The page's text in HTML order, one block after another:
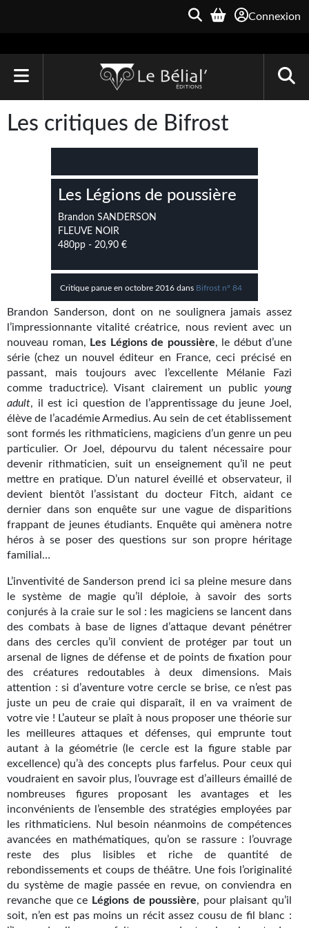
Connexion
Le Bélial'
Une Heure-Lumière
Archive du Futur
Quarante-Deux
Kvasar
Pulps
Wotan
Étoiles vives
Yellow Submarine
NUMÉRIQUE
Romans et recueils
Une Heure-Lumière
Nouvelles
Bifrost
Livres audio
Gratuit
Sans DRM
BIFROST
Tous les numéros
En numérique
S'abonner
Les critiques
Le blog
Le prix des lecteurs
GOODIES
Les critiques de Bifrost
Les Légions de poussière
Brandon SANDERSON
FLEUVE NOIR
480pp - 20,90 €
Critique parue en octobre 2016 dans Bifrost n° 84
Brandon Sanderson, dont on ne soulignera jamais assez
l’impressionnante vitalité créatrice, nous revient avec un
nouveau roman, Les Légions de poussière, le début d’une
série (chez un nouvel éditeur en France, ceci précisé en
passant, mais toujours avec l’excellente Mélanie Fazi
comme traductrice). Visant clairement un public young
adult, il est ici question de l’apprentissage du jeune Joel,
élève de l’académie Armedius. Au sein de cet établissement
sont formés les rithmaticiens, magiciens d’un genre un peu
particulier. Or Joel, dépourvu du talent nécessaire pour
devenir rithmaticien, suit un enseignement qu’il ne peut
mettre en pratique. D’un naturel éveillé et observateur, il
devient bientôt l’assistant du docteur Fitch, aidant ce
dernier dans son enquête sur une vague de disparitions
frappant de jeunes étudiants. Enquête qui amènera notre
héros à se poser des questions sur son propre héritage
familial…
L’inventivité de Sanderson prend ici sa pleine mesure dans
le système de magie qu’il déploie, à savoir des sorts
conjurés à la craie sur le sol : les magiciens se lancent dans
des combats à base de lignes d’attaque devant pénétrer
dans des cercles qu’il convient de protéger par tout un
arsenal de lignes de défense et de points de fixation pour
des créatures redoutables à deux dimensions. Mais
attention : si d’aventure votre cercle se brise, ce n’est pas
juste un peu de craie qui disparaît, il en va vraiment de
votre vie ! L’auteur se plaît à nous proposer une théorie sur
les meilleures attaques et défenses, qui emprunte tout
autant à la géométrie (le cercle est la figure stable par
excellence) qu’à des concepts plus farfelus. Pour ceux qui
voudraient en savoir plus, l’ouvrage est d’ailleurs émaillé de
nombreuses figures proposant les avantages et les
inconvénients de l’ensemble des stratégies employées par
les rithmaticiens. Nul besoin néanmoins de compétences
avancées en mathématiques, qu’on se rassure : l’ouvrage
reste des plus lisibles et riche de quantité de
rebondissements et coups de théâtre. Une fois l’originalité
du système de magie passée en revue, on conviendra en
revanche que ce Légions de poussière, pour plaisant qu’il
soit, n’en est pas moins un récit assez cousu de fil blanc :